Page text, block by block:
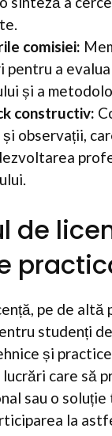
comisiei:
pentru a
și a
constructiv:
observații,
de
pe de altă
studenți
și
care să
sau o soluție
la